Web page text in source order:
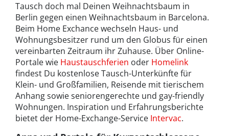
Tausch doch mal Deinen Weihnachtsbaum in
Berlin gegen einen Weihnachtsbaum in Barcelona.
Beim Home Exchance wechseln Haus- und
Wohnungsbesitzer rund um den Globus für einen
vereinbarten Zeitraum ihr Zuhause. Über Online-
Portale wie Haustauschferien oder Homelink
findest Du kostenlose Tausch-Unterkünfte für
Klein- und Großfamilien, Reisende mit tierischem
Anhang sowie seniorengerechte und gay-friendly
Wohnungen. Inspiration und Erfahrungsberichte
bietet der Home-Exchange-Service Intervac.